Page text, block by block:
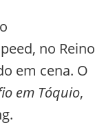
no Reino
em cena. O
em Tóquio,